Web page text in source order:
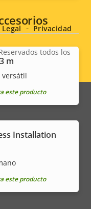
m
versátil
este producto
Installation
este producto
todos los
Legal Privacidad